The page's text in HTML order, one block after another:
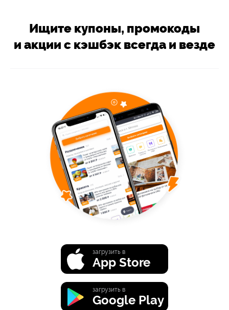
Ищите купоны, промокоды
и акции с кэшбэк всегда и везде
загрузить в
App Store
загрузить в
Google Play